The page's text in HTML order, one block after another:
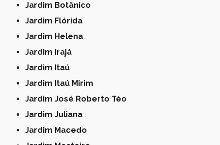
Jardim Botânico
Jardim Flórida
Jardim Helena
Jardim Irajá
Jardim Itaú
Jardim Itaú Mirim
Jardim José Roberto Téo
Jardim Juliana
Jardim Macedo